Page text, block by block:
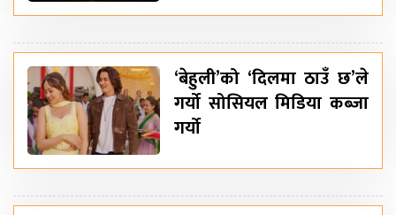
‘बेहुली’को ‘दिलमा ठाउँ छ’ले
गर्यो सोसियल मिडिया कब्जा
गर्यो